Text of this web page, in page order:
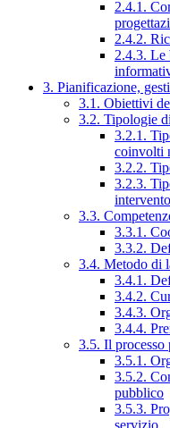
2.4.1.
2.4.2.
2.4.3. Le
3. Pianificazione,
3.1. Obiettivi
3.2. Tipologie
3.2.1.
coinvolti
3.2.2.
3.2.3.
intervento
3.3.
3.3.1.
3.3.2.
3.4. Metodo di
3.4.1.
3.4.2.
3.4.3.
3.4.4.
3.5. Il processo
3.5.1.
3.5.2.
pubblico
3.5.3.
servizio